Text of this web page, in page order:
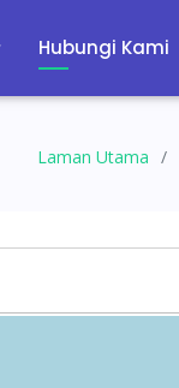
Hubungi Kami
Laman Utama